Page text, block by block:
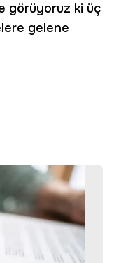
görüyoruz ki üç
gelene